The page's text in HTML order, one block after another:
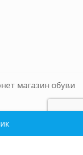
магазин обуви